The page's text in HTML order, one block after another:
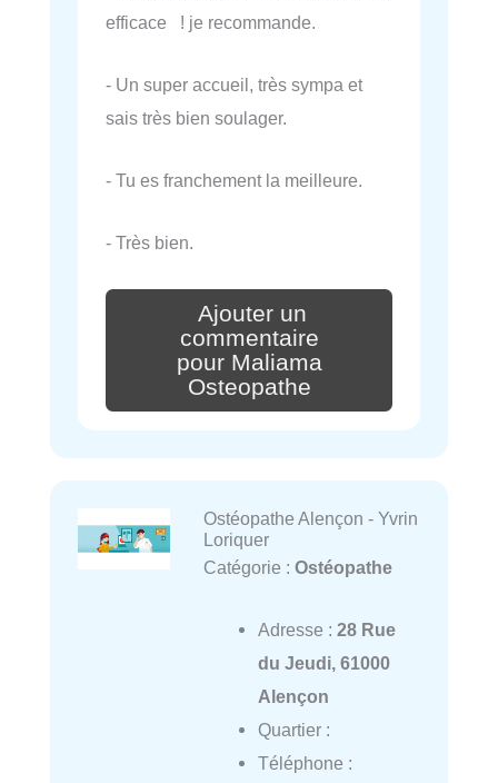
efficace ! je recommande.
- Un super accueil, très sympa et
sais très bien soulager.
- Tu es franchement la meilleure.
- Très bien.
Ajouter un
commentaire
pour Maliama
Osteopathe
Ostéopathe Alençon - Yvrin
Loriquer
Catégorie : Ostéopathe
Adresse : 28 Rue
du Jeudi, 61000
Alençon
Quartier :
Téléphone :